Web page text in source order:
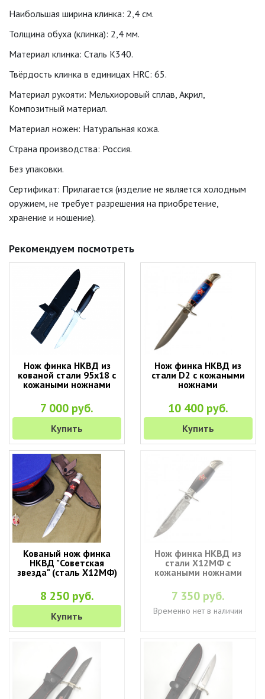
Наибольшая ширина клинка: 2,4 см.
Толщина обуха (клинка): 2,4 мм.
Материал клинка: Сталь K340.
Твёрдость клинка в единицах HRC: 65.
Материал рукояти: Мельхиоровый сплав, Акрил,
Композитный материал.
Материал ножен: Натуральная кожа.
Страна производства: Россия.
Без упаковки.
Сертификат: Прилагается (изделие не является холодным
оружием, не требует разрешения на приобретение,
хранение и ношение).
Рекомендуем посмотреть
Нож финка НКВД из
кованой стали 95х18 с
кожаными ножнами
7 000 руб.
Купить
Нож финка НКВД из
стали D2 с кожаными
ножнами
10 400 руб.
Купить
Кованый нож финка
НКВД "Советская
звезда" (cталь Х12МФ)
8 250 руб.
Купить
Нож финка НКВД из
стали Х12МФ с
кожаными ножнами
7 350 руб.
Временно нет в наличии